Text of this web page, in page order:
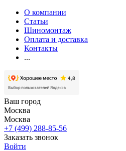
О компании
Статьи
Шиномонтаж
Оплата и доставка
Контакты
...
Ваш город
Москва
Москва
+7 (499) 288-85-56
Заказать звонок
Войти